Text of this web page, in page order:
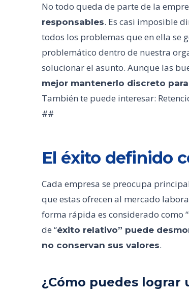
No todo queda de parte de la
responsables. Es casi imposible
todos los problemas que en ella se
problemático dentro de nuestra
solucionar el asunto. Aunque las
mejor mantenerlo discreto
También te puede interesar:
##
El éxito definido
Cada empresa se preocupa
que estas ofrecen al mercado
forma rápida es considerado como
de “éxito relativo” puede
no conservan sus valores.
¿Cómo puedes lograr